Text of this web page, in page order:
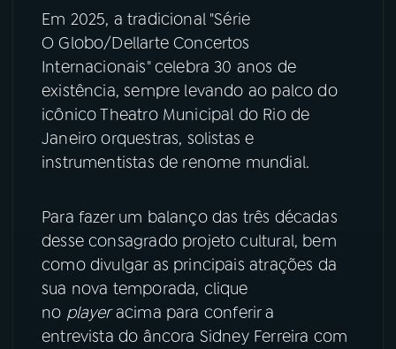
08 PRÊMIO RÁDIO MEC
ACOMPANHE A RÁDIO MEC
YouTube Facebook
TikTok
Em 2025, a tradicional "Série
O Globo/Dellarte Concertos
Internacionais" celebra 30 anos de
existência, sempre levando ao palco do
icônico Theatro Municipal do Rio de
Janeiro orquestras, solistas e
instrumentistas de renome mundial.
Para fazer um balanço das três décadas
desse consagrado projeto cultural, bem
como divulgar as principais atrações da
sua nova temporada, clique
no playeracima para conferir a
entrevista do âncora Sidney Ferreira com